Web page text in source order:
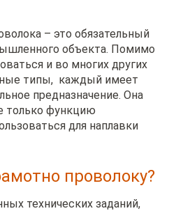
– это обязательный
объекта. Помимо
и во многих других
типы, каждый имеет
предназначение. Она
только функцию
для наплавки
проволоку?
технических заданий,